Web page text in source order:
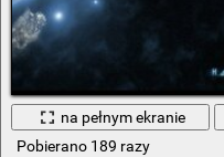
na pełnym ekranie
Pobierano 189 razy